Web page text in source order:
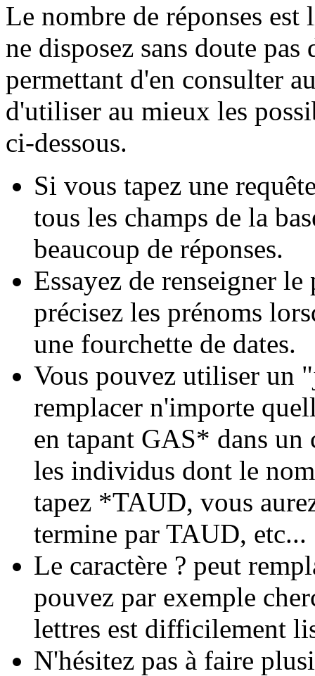
Le nombre de réponses
ne disposez sans doute
permettant d'en consulter
d'utiliser au mieux les
ci-dessous.
Si vous tapez une
tous les champs de la
beaucoup de réponses.
Essayez de renseigner
précisez les prénoms
une fourchette de dates.
Vous pouvez utiliser un
remplacer n'importe
en tapant GAS* dans
les individus dont le
tapez *TAUD, vous
termine par TAUD, etc...
Le caractère ? peut
pouvez par exemple
lettres est difficilement
N'hésitez pas à faire